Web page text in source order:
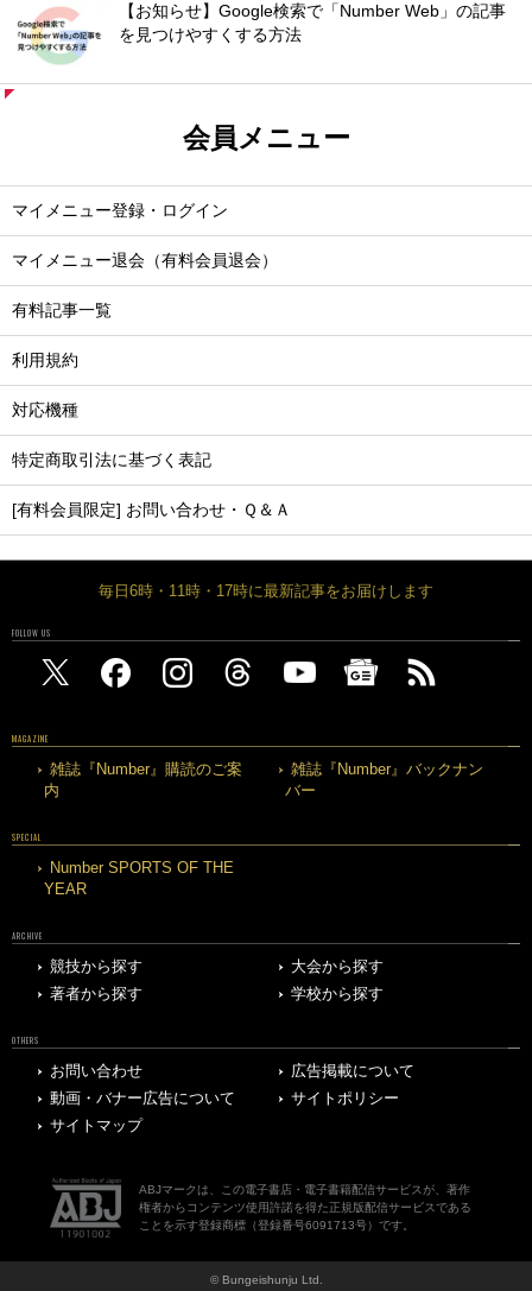
【お知らせ】Google検索で「Number Web」の記事
を見つけやすくする方法
会員メニュー
マイメニュー登録・ログイン
マイメニュー退会（有料会員退会）
有料記事一覧
利用規約
対応機種
特定商取引法に基づく表記
[有料会員限定] お問い合わせ・Ｑ＆Ａ
毎日6時・11時・17時に最新記事をお届けします
FOLLOW US
MAGAZINE
雑誌『Number』購読のご案
内
雑誌『Number』バックナン
バー
SPECIAL
Number SPORTS OF THE
YEAR
ARCHIVE
競技から探す
大会から探す
著者から探す
学校から探す
OTHERS
お問い合わせ
広告掲載について
動画・バナー広告について
サイトポリシー
サイトマップ
ABJマークは、この電子書店・電子書籍配信サービスが、著作
権者からコンテンツ使用許諾を得た正規版配信サービスである
ことを示す登録商標（登録番号6091713号）です。
© Bungeishunju Ltd.